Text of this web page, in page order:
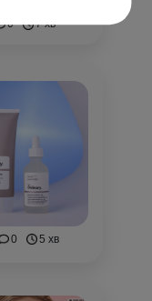
0 7 хв
0 5 хв